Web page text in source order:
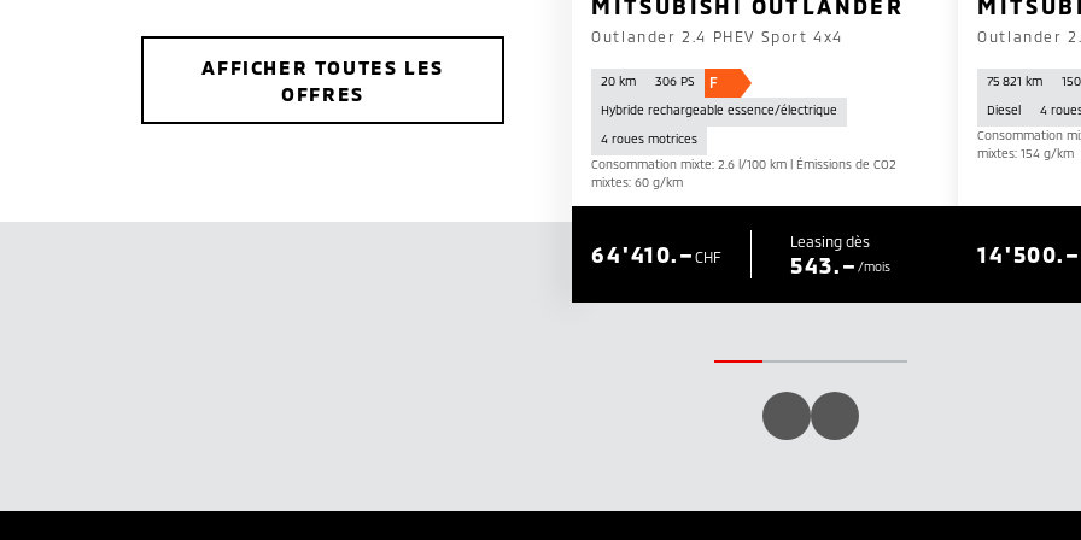
AFFICHER TOUTES LES
OFFRES
MITSUBISHI OUTLANDER
Outlander 2.4 PHEV Sport 4x4
20 km 306 PS F
Hybride rechargeable essence/électrique
4 roues motrices
Consommation mixte: 2.6 l/100 km | Émissions de CO2
mixtes: 60 g/km
CHF
64'410.– Leasing dès
543.– /mois
Outlander
75 821 km
Diesel
4
Consommation
mixtes: 154 g/km
14'500.–